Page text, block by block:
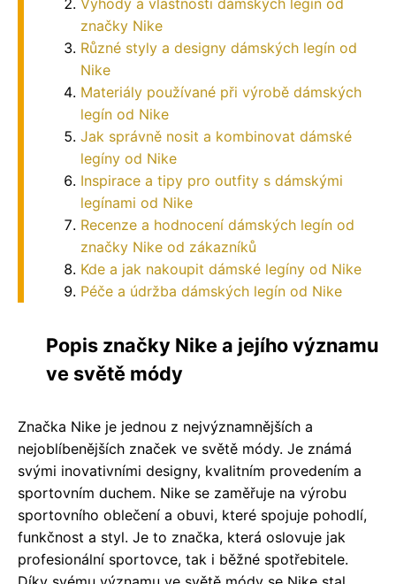
značky Nike
Různé styly a designy dámských legín od
Nike
Materiály používané při výrobě dámských
legín od Nike
Jak správně nosit a kombinovat dámské
legíny od Nike
Inspirace a tipy pro outfity s dámskými
legínami od Nike
Recenze a hodnocení dámských legín od
značky Nike od zákazníků
Kde a jak nakoupit dámské legíny od Nike
Péče a údržba dámských legín od Nike
Popis značky Nike a jejího významu
ve světě módy
Značka Nike je jednou z nejvýznamnějších a
nejoblíbenějších značek ve světě módy. Je známá
svými inovativními designy, kvalitním provedením a
sportovním duchem. Nike se zaměřuje na výrobu
sportovního oblečení a obuvi, které spojuje pohodlí,
funkčnost a styl. Je to značka, která oslovuje jak
profesionální sportovce, tak i běžné spotřebitele.